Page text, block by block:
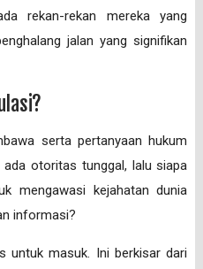
rekan-rekan mereka yang
jalan yang signifikan
serta pertanyaan hukum
otoritas tunggal, lalu siapa
mengawasi kejahatan dunia
informasi?
untuk masuk. Ini berkisar dari